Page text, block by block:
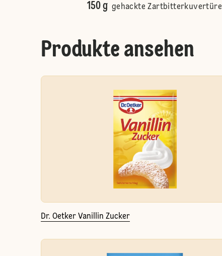
150 g gehackte Zartbitterkuvertüre
Produkte ansehen
Dr. Oetker Vanillin Zucker